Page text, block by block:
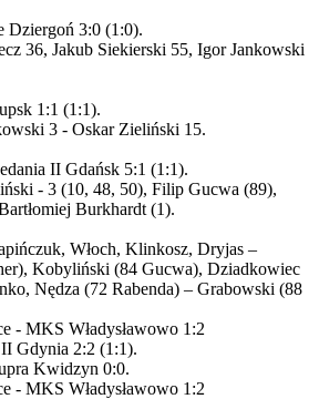
Dziergoń 3:0 (1:0).
36, Jakub Siekierski 55, Igor Jankowski
1:1 (1:1).
3 - Oskar Zieliński 15.
II Gdańsk 5:1 (1:1).
- 3 (10, 48, 50), Filip Gucwa (89),
Burkhardt (1).
Włoch, Klinkosz, Dryjas –
Kobyliński (84 Gucwa), Dziadkowiec
Nędza (72 Rabenda) – Grabowski (88
- MKS Władysławowo 1:2
Gdynia 2:2 (1:1).
Kwidzyn 0:0.
- MKS Władysławowo 1:2